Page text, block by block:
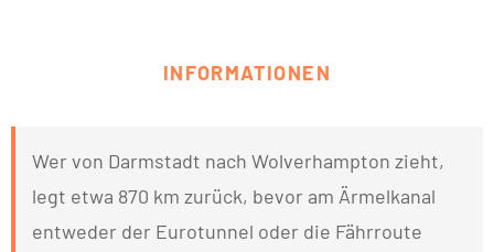
INFORMATIONEN
Wer von Darmstadt nach Wolverhampton zieht,
legt etwa 870 km zurück, bevor am Ärmelkanal
entweder der Eurotunnel oder die Fährroute